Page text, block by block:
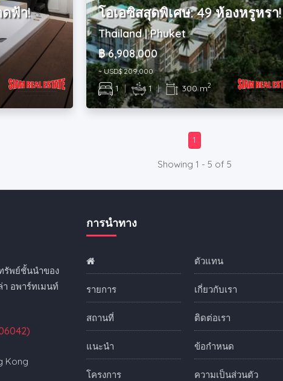
ฟ้า! โอเอซิสสุดพิเศษ: 49 ห้องหรูหรา!
Thailand | Phuket
฿ 6,908,000
~ USD$ 209,000
1 | 1 | 300 m2
1
Showing 1 - 5 of 5
รัพย์ชั้นนำของ
า อพาร์ทเมนท์
Kong
การนำทาง
รายการ
สถานที่
แนะนำ
โครงการ
ตัวแทน
เกี่ยวกับเรา
ติดต่อเรา
ข้อกำหนด
ความเป็นส่วนตัว